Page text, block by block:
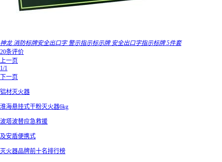
神龙 消防标牌安全出口字 警示指示标示牌 安全出口字指示标牌 5件套
20条评价
上一页
1/1
下一页
铝材灭火器
淮海悬挂式干粉灭火器6kg
波塔波替应急救援
及安盾便携式
灭火器品牌前十名排行榜